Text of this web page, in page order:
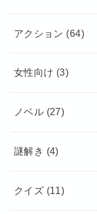
アクション (64)
女性向け (3)
ノベル (27)
謎解き (4)
クイズ (11)